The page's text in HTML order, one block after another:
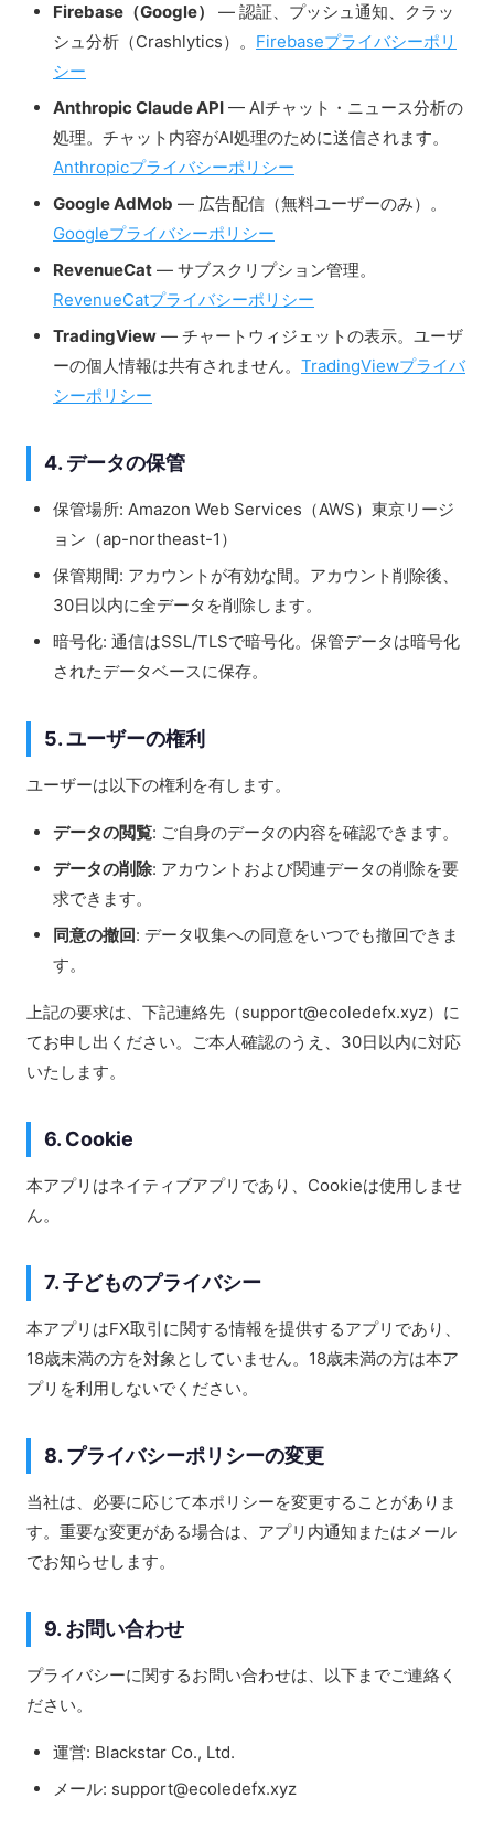
Firebase（Google）
— 認証、プッシュ通知、クラッ
シュ分析（Crashlytics）。 Firebaseプライバシーポリ
シー
Anthropic Claude API — AIチャット・ニュース分析の
処理。チャット内容がAI処理のために送信されます。
Anthropicプライバシーポリシー
Google AdMob — 広告配信（無料ユーザーのみ）。
Googleプライバシーポリシー
RevenueCat — サブスクリプション管理。
RevenueCatプライバシーポリシー
TradingView — チャートウィジェットの表示。ユーザ
ーの個人情報は共有されません。 TradingViewプライバ
シーポリシー
4. データの保管
保管場所: Amazon Web Services（AWS）東京リージ
ョン（ap-northeast-1）
保管期間: アカウントが有効な間。アカウント削除後、
30日以内に全データを削除します。
暗号化: 通信はSSL/TLSで暗号化。保管データは暗号化
されたデータベースに保存。
5. ユーザーの権利
ユーザーは以下の権利を有します。
データの閲覧: ご自身のデータの内容を確認できます。
データの削除: アカウントおよび関連データの削除を要
求できます。
同意の撤回: データ収集への同意をいつでも撤回できま
す。
上記の要求は、下記連絡先（support@ecoledefx.xyz）に
てお申し出ください。ご本人確認のうえ、30日以内に対応
いたします。
6. Cookie
本アプリはネイティブアプリであり、Cookieは使用しませ
ん。
7. 子どものプライバシー
本アプリはFX取引に関する情報を提供するアプリであり、
18歳未満の方を対象としていません。18歳未満の方は本ア
プリを利用しないでください。
8. プライバシーポリシーの変更
当社は、必要に応じて本ポリシーを変更することがありま
す。重要な変更がある場合は、アプリ内通知またはメール
でお知らせします。
9. お問い合わせ
プライバシーに関するお問い合わせは、以下までご連絡く
ださい。
運営: Blackstar Co., Ltd.
メール: support@ecoledefx.xyz